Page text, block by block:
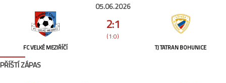
FC VELKÉ MEZIŘÍČÍ
05.06.2026
2:1
(1:0)
TJ TATRAN BOHUNICE
PŘÍŠTÍ ZÁPAS